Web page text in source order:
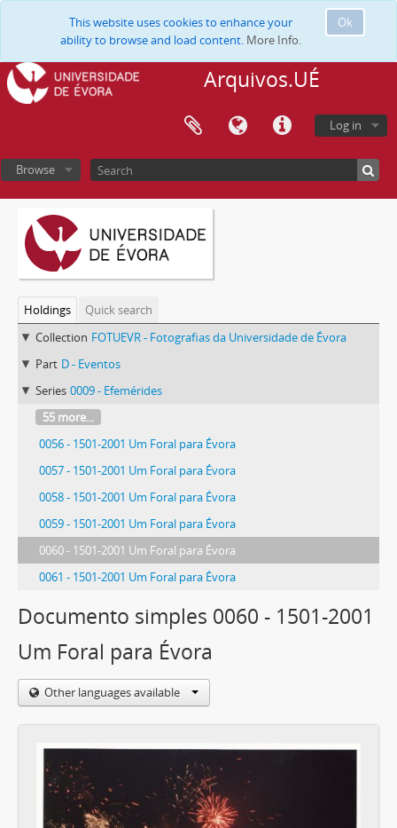
Ok
This website uses cookies to enhance your
ability to browse and load content. More Info.
Arquivos.UÉ
Log in
Browse
Holdings
Quick search
Collection FOTUEVR - Fotografias da Universidade de Évora
Part D - Eventos
Series 0009 - Efemérides
55 more...
0056 - 1501-2001 Um Foral para Évora
0057 - 1501-2001 Um Foral para Évora
0058 - 1501-2001 Um Foral para Évora
0059 - 1501-2001 Um Foral para Évora
0060 - 1501-2001 Um Foral para Évora
0061 - 1501-2001 Um Foral para Évora
Documento simples 0060 - 1501-2001
Um Foral para Évora
Other languages available